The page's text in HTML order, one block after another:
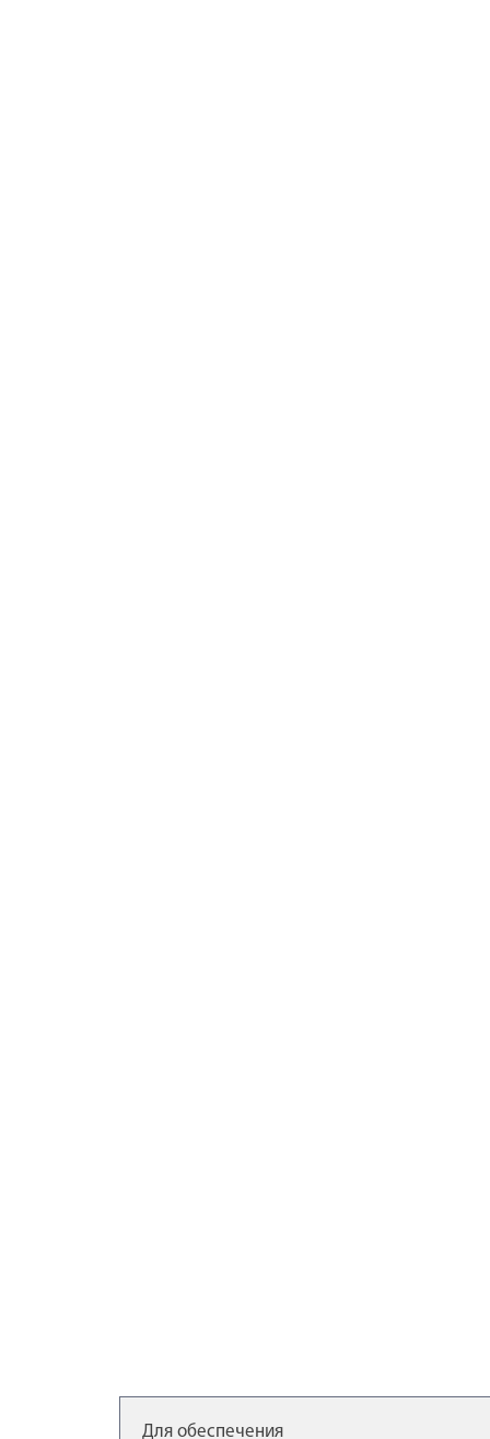
Для обеспечения